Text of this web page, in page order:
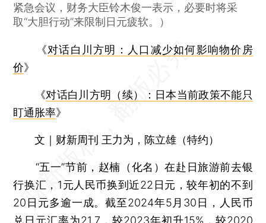
紧急会议，财务大臣铃木俊一表示，必要时将采
取“大胆行动”来限制日元疲软。）
《对话白川方明：人口减少如何影响物价房
价》
《对话白川方明（续）：日本当前政策不能只
盯通胀率》
文｜财新周刊 王力为，陈立雄（特约）
“五一”节前，赵楠（化名）在赴日旅游前去银
行换汇，1元人民币换到近22日元，较年初的不到
20日元多逾一成。截至2024年5月30日，人民币
兑日元汇率为21.7，较2023年初升15%，较2020